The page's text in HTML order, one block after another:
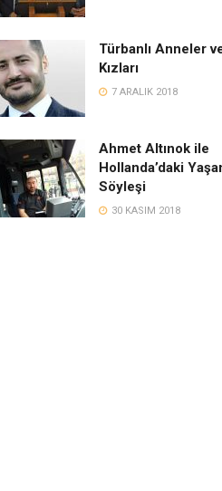
Türbanlı Anneler
Kızları
7 ARALIK 2018
Ahmet Altınok ile
Hollanda’daki
Söyleşi
30 KASIM 2018